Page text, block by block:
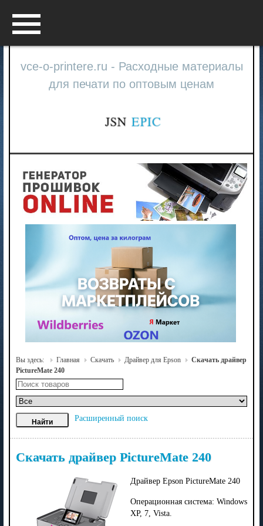
vce-o-printere.ru - Расходные материалы
для печати по оптовым ценам
Вы здесь: Главная Скачать Драйвер для Epson
Скачать драйвер
PictureMate 240
Расширенный поиск
Скачать драйвер PictureMate 240
Драйвер Epson PictureMate 240
Операционная система: Windows
XP, 7, Vista.